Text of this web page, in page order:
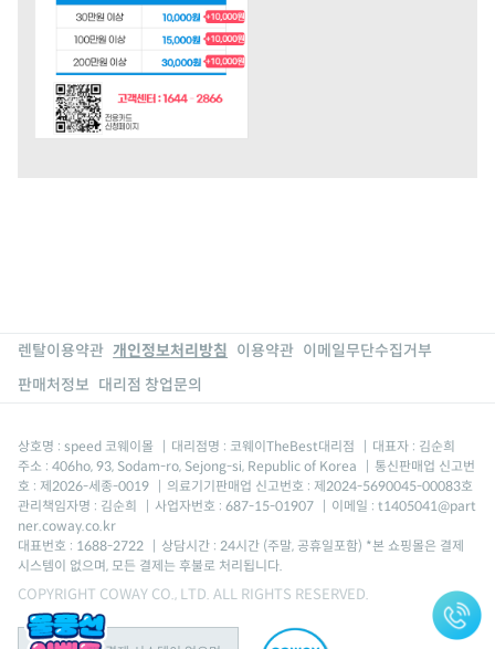
렌탈이용약관 개인정보처리방침 이용약관 이메일무단수집거부
판매처정보 대리점 창업문의
상호명 : speed 코웨이몰 | 대리점명 : 코웨이TheBest대리점 | 대표자 : 김순희
주소 : 406ho, 93, Sodam-ro, Sejong-si, Republic of Korea
| 통신판매업 신고번
호 : 제2026-세종-0019 | 의료기기판매업 신고번호 : 제2024-5690045-00083호
관리책임자명 : 김순희
| 사업자번호 : 687-15-01907 | 이메일 : t1405041@part
ner.coway.co.kr
대표번호 : 1688-2722 | 상담시간 : 24시간 (주말, 공휴일포함) *본 쇼핑몰은 결제
시스템이 없으며, 모든 결제는 후불로 처리됩니다.
COPYRIGHT COWAY CO., LTD. ALL RIGHTS RESERVED.